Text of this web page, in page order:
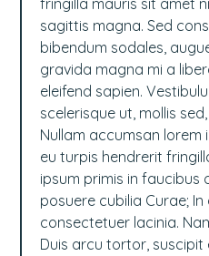
fringilla mauris sit amet
sagittis magna. Sed
bibendum sodales,
gravida magna mi a
eleifend sapien.
scelerisque ut, mollis
Nullam accumsan lorem
eu turpis hendrerit
ipsum primis in faucibus
posuere cubilia Curae; In
consectetuer lacinia.
Duis arcu tortor, suscipit